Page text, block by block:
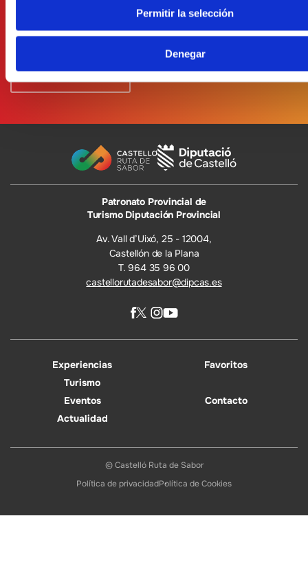
Permitir la selección
Denegar
He leído y aceptola Política de Protección de Datos
Patronato Provincial de
Turismo Diputación Provincial
Av. Vall d’Uixó, 25 - 12004,
Castellón de la Plana
T. 964 35 96 00
castellorutadesabor@dipcas.es
Experiencias
Turismo
Eventos
Actualidad
Favoritos
Contacto
© Castelló Ruta de Sabor
Política de privacidadPolítica de Cookies